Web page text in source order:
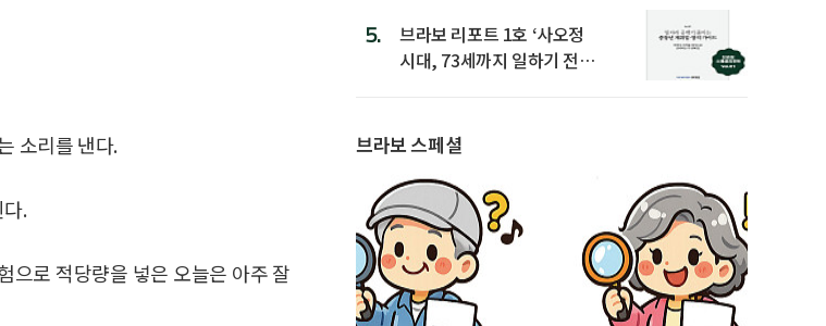
소리를 낸다.
.
으로 적당량을 넣은 오늘은 아주 잘
5.
브라보 리포트 1호 ‘사오정
시대, 73세까지 일하기 전략’
브라보 스페셜